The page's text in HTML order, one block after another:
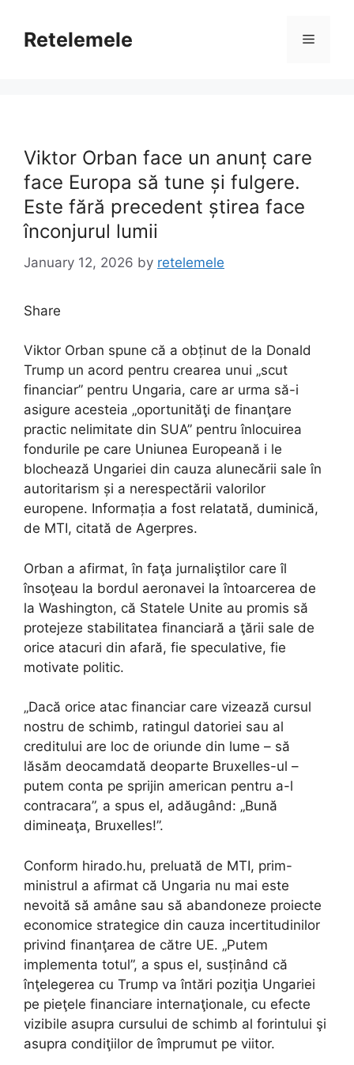
contentRetelemele Menu
Viktor Orban face un anunț care
face Europa să tune și fulgere.
Este fără precedent știrea face
înconjurul lumii
January 12, 2026 by retelemele
Share
Viktor Orban spune că a obținut de la Donald
Trump un acord pentru crearea unui „scut
financiar” pentru Ungaria, care ar urma să-i
asigure acesteia „oportunităţi de finanţare
practic nelimitate din SUA” pentru înlocuirea
fondurile pe care Uniunea Europeană i le
blochează Ungariei din cauza alunecării sale în
autoritarism și a nerespectării valorilor
europene. Informația a fost relatată, duminică,
de MTI, citată de Agerpres.
Orban a afirmat, în faţa jurnaliştilor care îl
însoţeau la bordul aeronavei la întoarcerea de
la Washington, că Statele Unite au promis să
protejeze stabilitatea financiară a ţării sale de
orice atacuri din afară, fie speculative, fie
motivate politic.
„Dacă orice atac financiar care vizează cursul
nostru de schimb, ratingul datoriei sau al
creditului are loc de oriunde din lume – să
lăsăm deocamdată deoparte Bruxelles-ul –
putem conta pe sprijin american pentru a-l
contracara”, a spus el, adăugând: „Bună
dimineaţa, Bruxelles!”.
Conform hirado.hu, preluată de MTI, prim-
ministrul a afirmat că Ungaria nu mai este
nevoită să amâne sau să abandoneze proiecte
economice strategice din cauza incertitudinilor
privind finanţarea de către UE. „Putem
implementa totul”, a spus el, susținând că
înţelegerea cu Trump va întări poziţia Ungariei
pe pieţele financiare internaţionale, cu efecte
vizibile asupra cursului de schimb al forintului şi
asupra condiţiilor de împrumut pe viitor.